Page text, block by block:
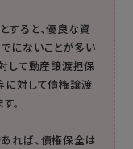
すると、優良な資
にないことが多い
して動産譲渡担保
に対して債権譲渡
。
れば、債権保全は